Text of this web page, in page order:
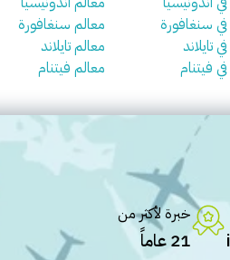
في سنغافورة
تايلاند
فيتنام
معالم سنغافورة
معالم تايلاند
معالم فيتنام
خبرة لأكثر من
21 عاماً